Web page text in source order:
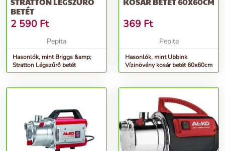
BETÉT
2 590 Ft
Pepita
Hasonlók, mint Briggs &amp;
Stratton Légszűrő betét
369 Ft
Pepita
Hasonlók, mint Ubbink
Vízinövény kosár betét 60x60cm